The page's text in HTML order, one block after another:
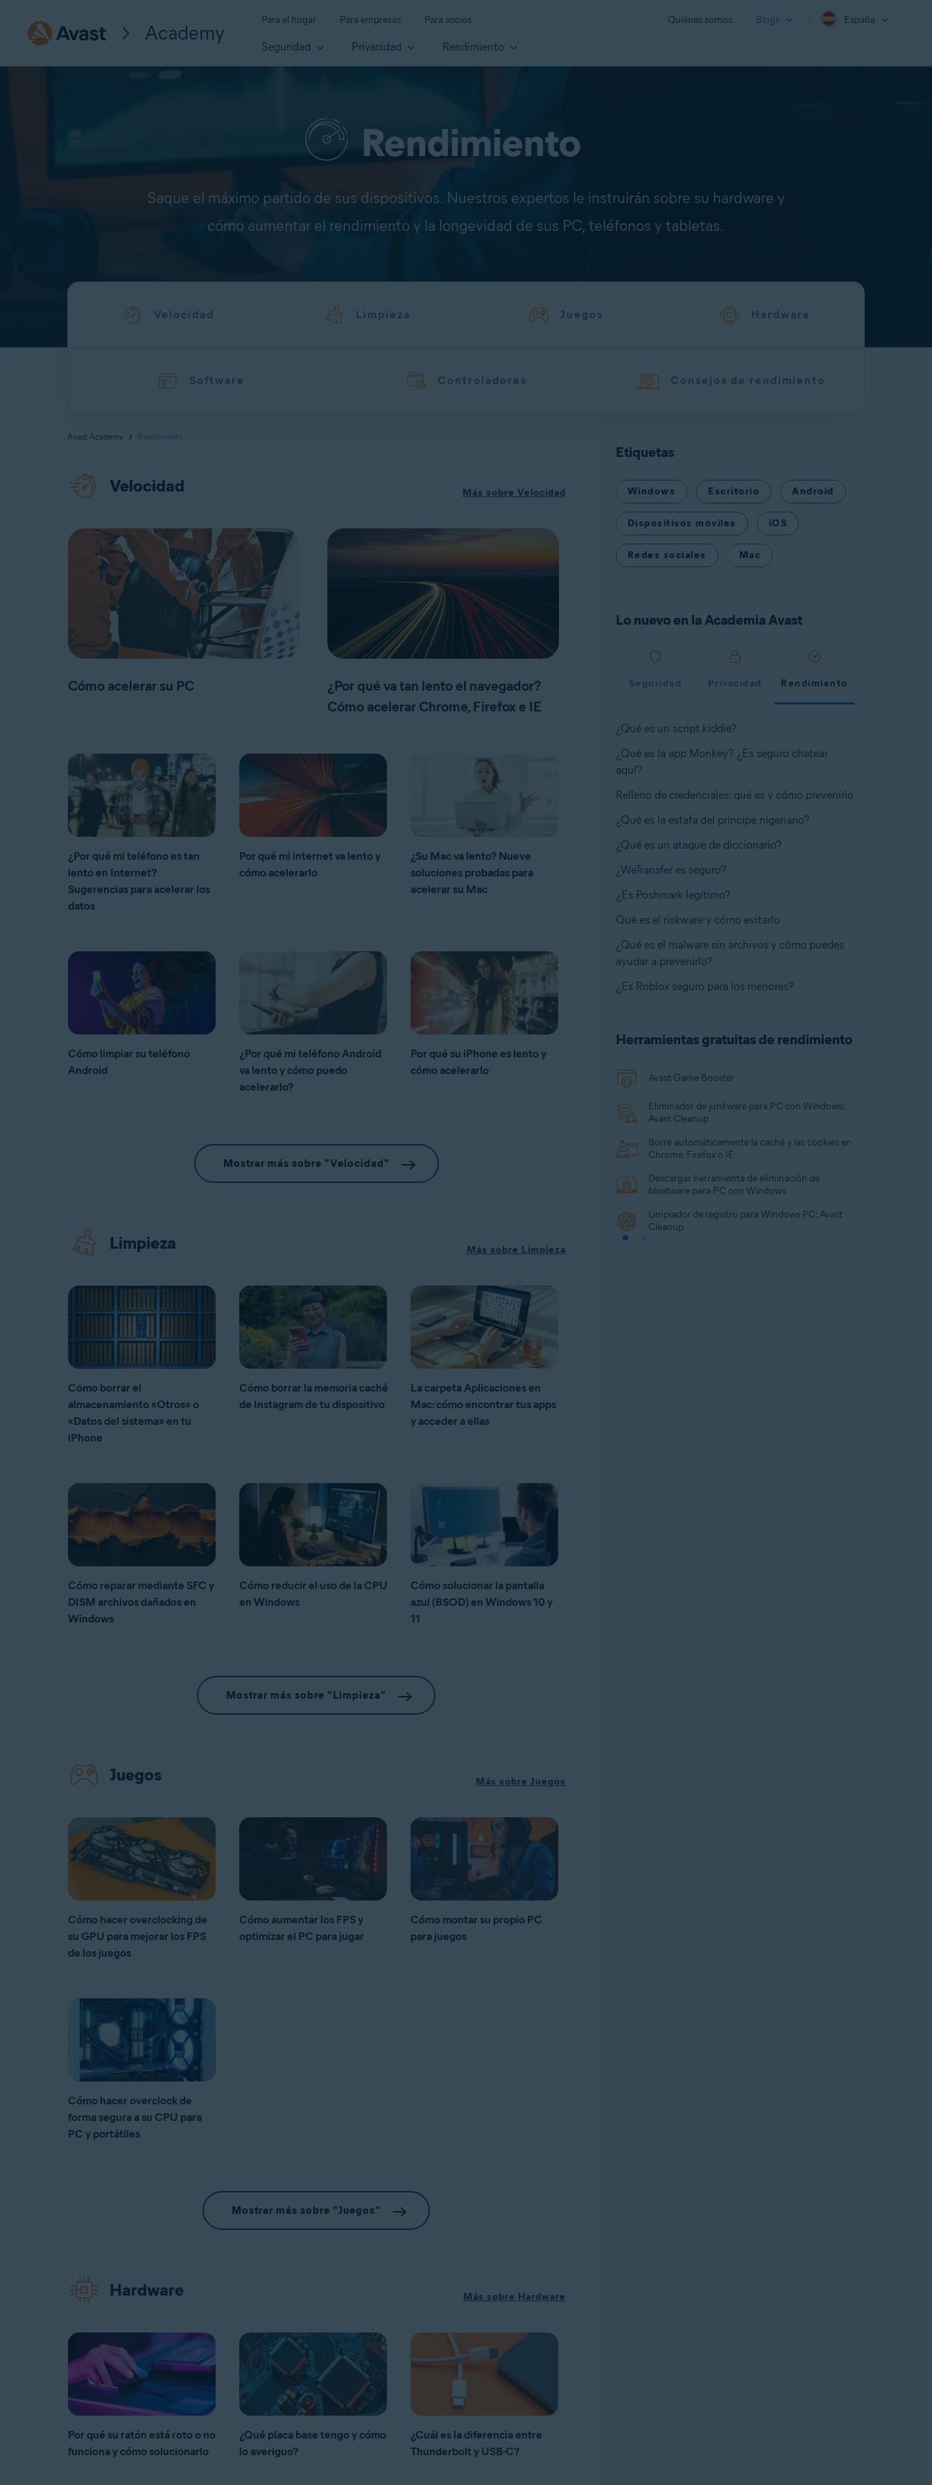
Academy
Para el hogar Para empresas Para socios Quiénes somos Blogs España
Seguridad Privacidad Rendimiento
Rendimiento
Saque el máximo partido de sus dispositivos. Nuestros expertos le instruirán sobre su hardware y
cómo aumentar el rendimiento y la longevidad de sus PC, teléfonos y tabletas.
Velocidad Limpieza Juegos Hardware
Software Controladores Consejos de rendimiento
Avast Academy Rendimiento
Velocidad Más sobre Velocidad
Cómo acelerar su PC
¿Por qué va tan lento el navegador?
Cómo acelerar Chrome, Firefox e IE
¿Por qué mi teléfono es tan
lento en Internet?
Sugerencias para acelerar los
datos
Por qué mi internet va lento y
cómo acelerarlo
¿Su Mac va lento? Nueve
soluciones probadas para
acelerar su Mac
Cómo limpiar su teléfono
Android
¿Por qué mi teléfono Android
va lento y cómo puedo
acelerarlo?
Por qué su iPhone es lento y
cómo acelerarlo
Mostrar más sobre "Velocidad"
Limpieza Más sobre Limpieza
Cómo borrar el
almacenamiento «Otros» o
«Datos del sistema» en tu
iPhone
Cómo borrar la memoria caché
de Instagram de tu dispositivo
La carpeta Aplicaciones en
Mac: cómo encontrar tus apps
y acceder a ellas
Cómo reparar mediante SFC y
DISM archivos dañados en
Windows
Cómo reducir el uso de la CPU
en Windows
Cómo solucionar la pantalla
azul (BSOD) en Windows 10 y
11
Mostrar más sobre "Limpieza"
Juegos Más sobre Juegos
Cómo hacer overclocking de
su GPU para mejorar los FPS
de los juegos
Cómo aumentar los FPS y
optimizar el PC para jugar
Cómo montar su propio PC
para juegos
Cómo hacer overclock de
forma segura a su CPU para
PC y portátiles
Mostrar más sobre "Juegos"
Hardware Más sobre Hardware
Por qué su ratón está roto o no
funciona y cómo solucionarlo
¿Qué placa base tengo y cómo
lo averiguo?
¿Cuál es la diferencia entre
Thunderbolt y USB-C?
Etiquetas
Windows Escritorio Android
Dispositivos móviles iOS
Redes sociales Mac
Lo nuevo en la Academia Avast
Seguridad Privacidad Rendimiento
¿Qué es un script kiddie?
¿Qué es la app Monkey? ¿Es seguro chatear
aquí?
Relleno de credenciales: qué es y cómo prevenirlo
¿Qué es la estafa del príncipe nigeriano?
¿Qué es un ataque de diccionario?
¿WeTransfer es seguro?
¿Es Poshmark legítimo?
Qué es el riskware y cómo evitarlo
¿Qué es el malware sin archivos y cómo puedes
ayudar a prevenirlo?
¿Es Roblox seguro para los menores?
Herramientas gratuitas de rendimiento
Avast Game Booster
Eliminador de junkware para PC con Windows:
Avast Cleanup
Borre automáticamente la caché y las cookies en
Chrome, Firefox o IE
Descargar herramienta de eliminación de
bloatware para PC con Windows
Limpiador de registro para Windows PC: Avast
Cleanup